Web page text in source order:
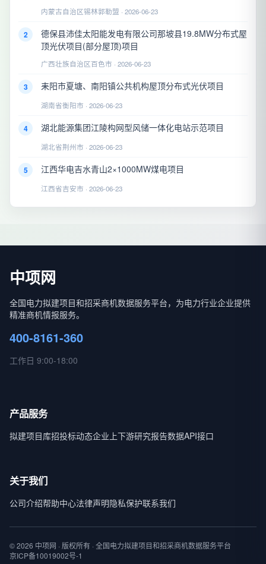
内蒙古自治区锡林郭勒盟 · 2026-06-23
2
德保县沛佳太阳能发电有限公司那坡县19.8MW分布式屋
顶光伏项目(部分屋顶)项目
广西壮族自治区百色市 · 2026-06-23
3 耒阳市夏塘、南阳镇公共机构屋顶分布式光伏项目
湖南省衡阳市 · 2026-06-23
4 湖北能源集团江陵构网型风储一体化电站示范项目
湖北省荆州市 · 2026-06-23
5 江西华电吉水青山2×1000MW煤电项目
江西省吉安市 · 2026-06-23
中项网
全国电力拟建项目和招采商机数据服务平台，为电力行业企业提供
精准商机情报服务。
400-8161-360
工作日 9:00-18:00
产品服务
拟建项目库招投标动态企业上下游研究报告数据API接口
关于我们
公司介绍帮助中心法律声明隐私保护联系我们
© 2026 中项网 · 版权所有 · 全国电力拟建项目和招采商机数据服务平台
京ICP备10019002号-1